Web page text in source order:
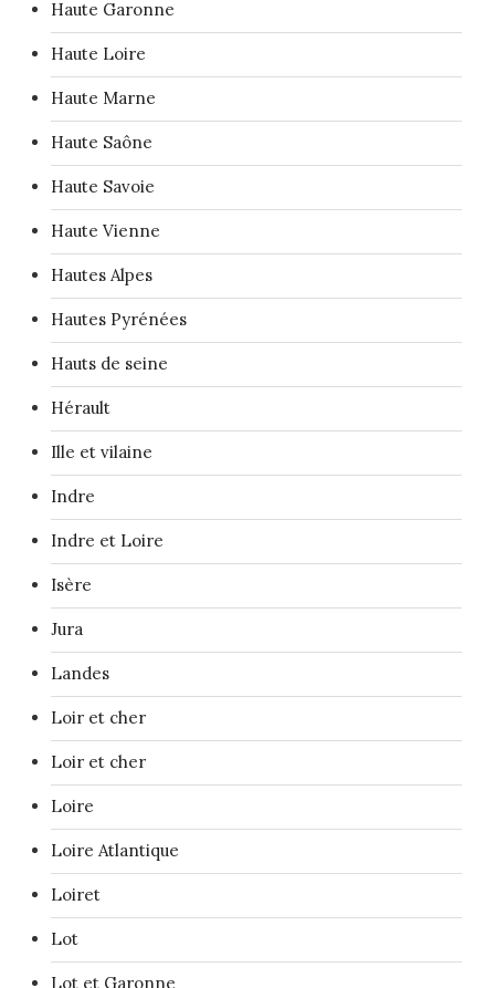
Haute Garonne
Haute Loire
Haute Marne
Haute Saône
Haute Savoie
Haute Vienne
Hautes Alpes
Hautes Pyrénées
Hauts de seine
Hérault
Ille et vilaine
Indre
Indre et Loire
Isère
Jura
Landes
Loir et cher
Loir et cher
Loire
Loire Atlantique
Loiret
Lot
Lot et Garonne